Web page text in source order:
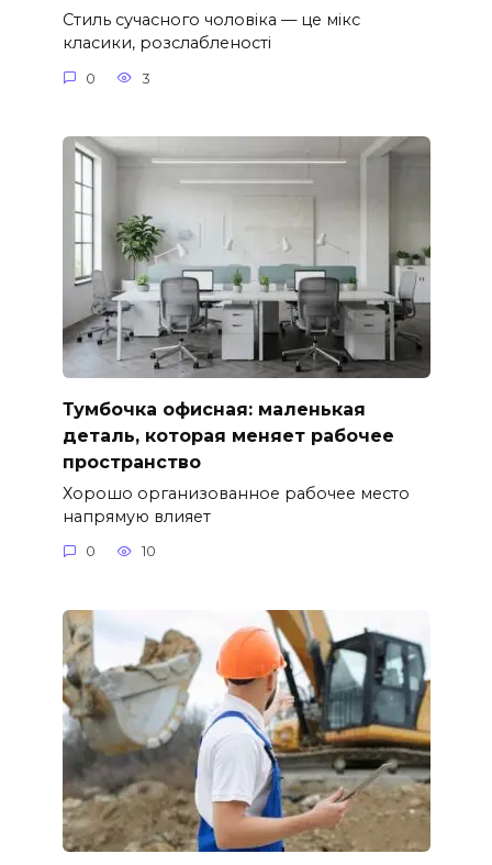
Стиль сучасного чоловіка — це мікс
класики, розслабленості
0 3
Тумбочка офисная: маленькая
деталь, которая меняет рабочее
пространство
Хорошо организованное рабочее место
напрямую влияет
0 10